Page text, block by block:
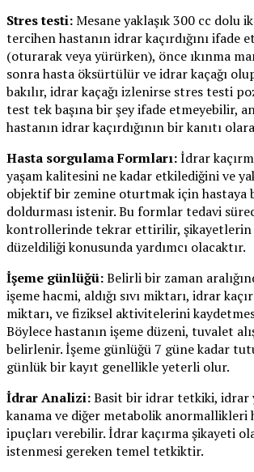
Stres testi:Mesane yaklaşık 300 cc dolu
tercihen hastanın idrar kaçırdığını ifade
(oturarak veya yürürken), önce ıkınma
sonra hasta öksürtülür ve idrar kaçağı
bakılır, idrar kaçağı izlenirse stres testi
test tek başına bir şey ifade etmeyebilir,
hastanın idrar kaçırdığının bir kanıtı
Hasta sorgulama Formları:İdrar
yaşam kalitesini ne kadar etkilediğini ve
objektif bir zemine oturtmak için hastaya
doldurması istenir. Bu formlar tedavi
kontrollerinde tekrar ettirilir, şikayetlerin
düzeldiliği konusunda yardımcı olacaktır.
İşeme günlüğü:Belirli bir zaman
işeme hacmi, aldığı sıvı miktarı, idrar
miktarı, ve fiziksel aktivitelerini
Böylece hastanın işeme düzeni, tuvalet
belirlenir. İşeme günlüğü 7 güne kadar
günlük bir kayıt genellikle yeterli olur.
İdrar Analizi:Basit bir idrar tetkiki, idrar
kanama ve diğer metabolik anormallikleri
ipuçları verebilir. İdrar kaçırma şikayeti
istenmesi gereken temel tetkiktir.